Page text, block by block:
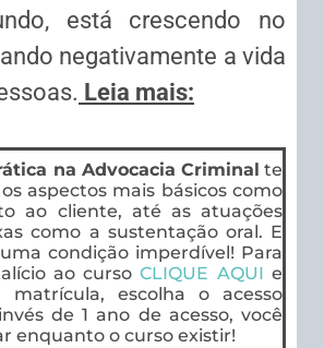
está crescendo no
negativamente a vida
Leia mais:
na Advocacia Criminal te
aspectos mais básicos como
ao cliente, até as atuações
como a sustentação oral. E
condição imperdível! Para
ao cursoCLIQUE AQUI e
escolha o acesso
de 1 ano de acesso, você
enquanto o curso existir!